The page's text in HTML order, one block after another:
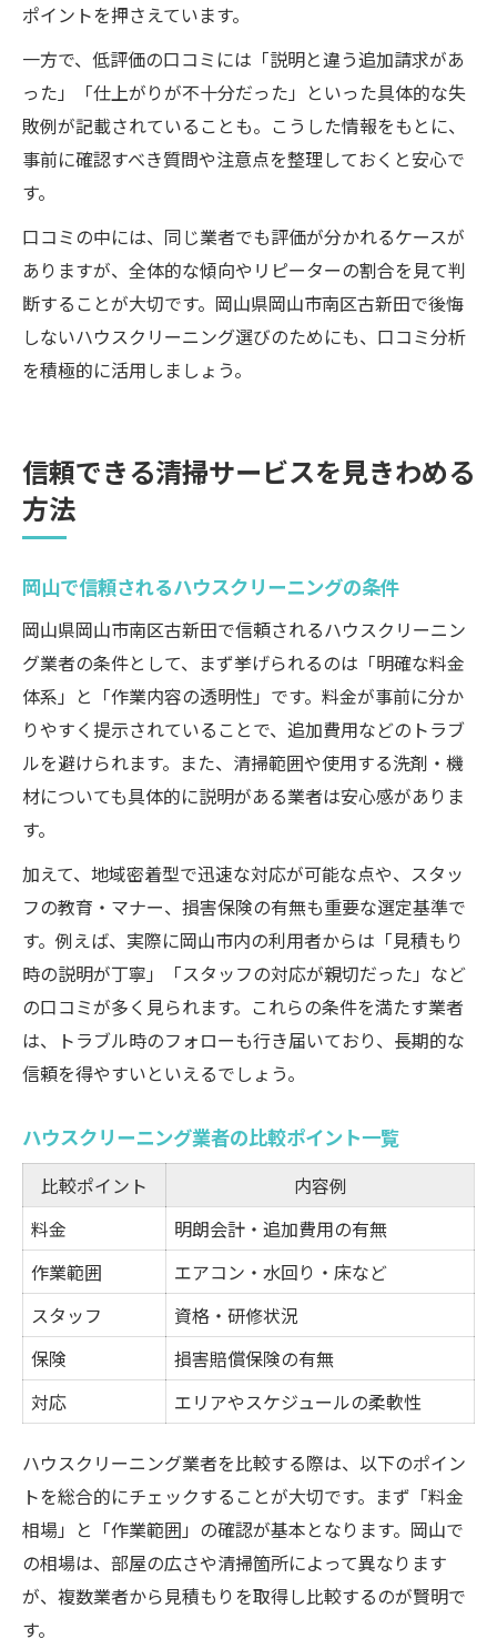
ポイントを押さえています。
一方で、低評価の口コミには「説明と違う追加請求があ
った」「仕上がりが不十分だった」といった具体的な失
敗例が記載されていることも。こうした情報をもとに、
事前に確認すべき質問や注意点を整理しておくと安心で
す。
口コミの中には、同じ業者でも評価が分かれるケースが
ありますが、全体的な傾向やリピーターの割合を見て判
断することが大切です。岡山県岡山市南区古新田で後悔
しないハウスクリーニング選びのためにも、口コミ分析
を積極的に活用しましょう。
信頼できる清掃サービスを見きわめる
方法
岡山で信頼されるハウスクリーニングの条件
岡山県岡山市南区古新田で信頼されるハウスクリーニン
グ業者の条件として、まず挙げられるのは「明確な料金
体系」と「作業内容の透明性」です。料金が事前に分か
りやすく提示されていることで、追加費用などのトラブ
ルを避けられます。また、清掃範囲や使用する洗剤・機
材についても具体的に説明がある業者は安心感がありま
す。
加えて、地域密着型で迅速な対応が可能な点や、スタッ
フの教育・マナー、損害保険の有無も重要な選定基準で
す。例えば、実際に岡山市内の利用者からは「見積もり
時の説明が丁寧」「スタッフの対応が親切だった」など
の口コミが多く見られます。これらの条件を満たす業者
は、トラブル時のフォローも行き届いており、長期的な
信頼を得やすいといえるでしょう。
ハウスクリーニング業者の比較ポイント一覧
比較ポイント
内容例
料金
明朗会計・追加費用の有無
作業範囲
エアコン・水回り・床など
スタッフ
資格・研修状況
保険
損害賠償保険の有無
対応
エリアやスケジュールの柔軟性
ハウスクリーニング業者を比較する際は、以下のポイン
トを総合的にチェックすることが大切です。まず「料金
相場」と「作業範囲」の確認が基本となります。岡山で
の相場は、部屋の広さや清掃箇所によって異なります
が、複数業者から見積もりを取得し比較するのが賢明で
す。